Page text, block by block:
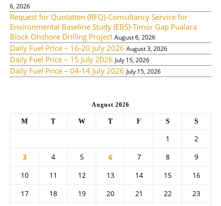
6, 2026
Request for Quotation (RFQ)-Consultancy Service for
Environmental Baseline Study (EBS)-Timor Gap Pualaca
Block Onshore Drilling Project August 6, 2026
Daily Fuel Price – 16-20 July 2026 August 3, 2026
Daily Fuel Price – 15 July 2026 July 15, 2026
Daily Fuel Price – 04-14 July 2026 July 15, 2026
August 2026
M T W T F S S
1
2
3
4 5 6 7 8
9
10
11 12 13 14 15
16
17
18 19 20 21 22
23